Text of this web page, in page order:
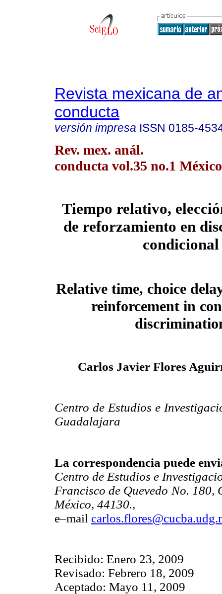
Revista mexicana de
conducta
versión impresa ISSN 0185-
Rev. mex. anál.
conducta vol.35 no.1
Tiempo relativo,
de reforzamiento en
condicional
Relative time, choice
reinforcement in
Carlos Javier Flores
Centro de Estudios e
Guadalajara
La correspondencia puede
Centro de Estudios e
Francisco de Quevedo No.
México, 44130.,
e–mail
Recibido: Enero 23, 2009
Revisado: Febrero 18, 2009
Aceptado: Mayo 11, 2009